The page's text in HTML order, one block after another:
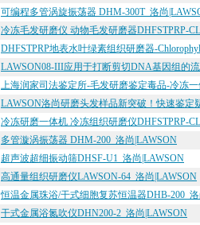
可编程多管涡旋振荡器 DHM-300T_洛尚
冷冻毛发研磨仪 动物毛发研磨器DHFSTPRP-
DHFSTPRP地表水叶绿素组织研磨器-
LAWSON08-III应用于打断剪切DNA基因组的
上海润家司法鉴定所-毛发研磨鉴定毒品-冷冻
LAWSON洛尚研磨头发样品新突破！快速鉴定
冷冻研磨一体机 冷冻组织研磨仪DHFSTPRP-
多管漩涡振荡器 DHM-200_洛尚|LAWSON
超声波超细振动筛DHSF-U1_洛尚|LAWSON
高通量组织研磨仪LAWSON-64_洛尚|LAWSON
恒温金属珠浴/干式细胞复苏恒温器DHB-200_
干式金属浴氮吹仪DHN200-2_洛尚|LAWSON